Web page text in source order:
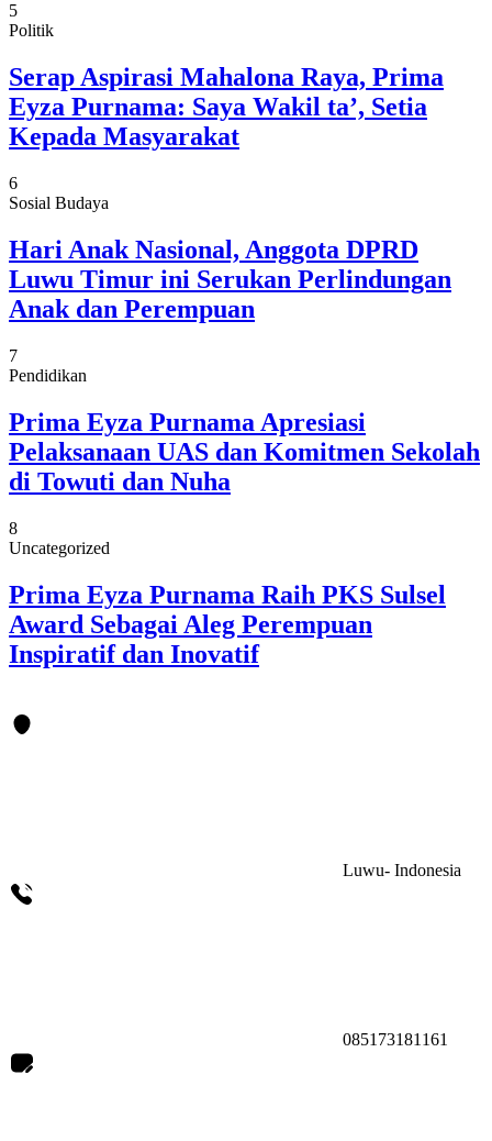
5
Politik
Serap Aspirasi Mahalona Raya, Prima
Eyza Purnama: Saya Wakil ta’, Setia
Kepada Masyarakat
6
Sosial Budaya
Hari Anak Nasional, Anggota DPRD
Luwu Timur ini Serukan Perlindungan
Anak dan Perempuan
7
Pendidikan
Prima Eyza Purnama Apresiasi
Pelaksanaan UAS dan Komitmen Sekolah
di Towuti dan Nuha
8
Uncategorized
Prima Eyza Purnama Raih PKS Sulsel
Award Sebagai Aleg Perempuan
Inspiratif dan Inovatif
Luwu- Indonesia
085173181161